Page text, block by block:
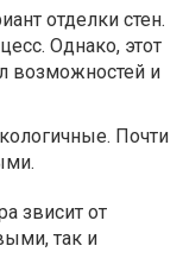
отделки стен.
Однако, этот
возможностей и
Почти
звисит от
так и